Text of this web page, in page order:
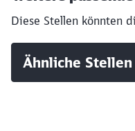
Diese Stellen könnten
Ähnliche